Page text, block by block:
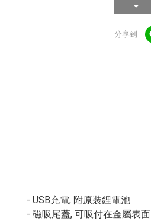
分享到
- USB充電, 附原裝鋰電池
- 磁吸尾蓋, 可吸付在金屬表面